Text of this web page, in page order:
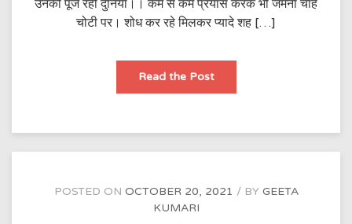
उनको पूज रही दुनियाँ।। कम से कम प्रयास करके भी जमना चाहें
चोटी पर। शोध कर रहे मिलकर प्यादे शह […]
Read the Postदुनियाँ
POSTED ON OCTOBER 20, 2021 BY GEETA
KUMARI